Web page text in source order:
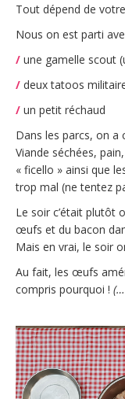
Tout dépend de
Nous on est parti
/ une gamelle scout
/ deux tatoos
/ un petit réchaud
Dans les parcs, on a
Viande séchées,
« ficello » ainsi que
trop mal (ne tentez
Le soir c’était plutôt
œufs et du bacon
Mais en vrai, le soir
Au fait, les œufs
compris pourquoi !